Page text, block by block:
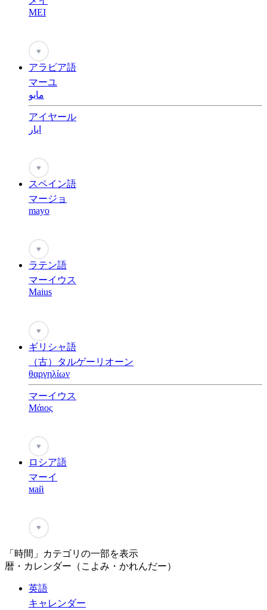
MEI
♥
アラビア語
マーユ
مايو
アイヤール
ايار
♥
スペイン語
マージョ
mayo
♥
ラテン語
マーイウス
Maius
♥
ギリシャ語
（古）タルゲーリオーン
θαργηλίων
マーイウス
Μάιος
♥
ロシア語
マーイ
май
♥
「時間」カテゴリの一部を表示
暦・カレンダー（こよみ・かれんだー）
英語
キャレンダー